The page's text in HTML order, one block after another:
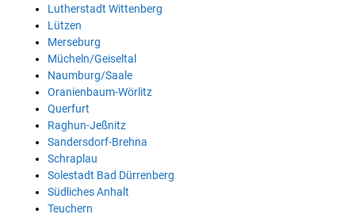
Lutherstadt Wittenberg
Lützen
Merseburg
Mücheln/Geiseltal
Naumburg/Saale
Oranienbaum-Wörlitz
Querfurt
Raghun-Jeßnitz
Sandersdorf-Brehna
Schraplau
Solestadt Bad Dürrenberg
Südliches Anhalt
Teuchern